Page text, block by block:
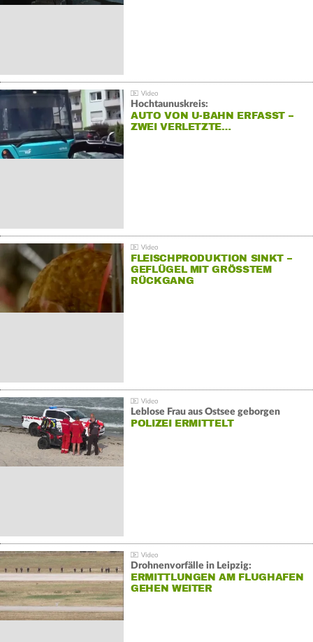
Hochtaunuskreis:
AUTO VON U-BAHN ERFASST –
ZWEI VERLETZTE…
FLEISCHPRODUKTION SINKT –
GEFLÜGEL MIT GRÖSSTEM R
ÜCKGANG
Leblose Frau aus Ostsee geborgen
POLIZEI ERMITTELT
Drohnenvorfälle in Leipzig:
ERMITTLUNGEN AM FLUGHAFEN
GEHEN WEITER